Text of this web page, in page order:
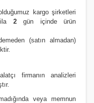
kargo şirketleri
2gün içinde ürün
(satın almadan)
firmanın analizleri
veya memnun